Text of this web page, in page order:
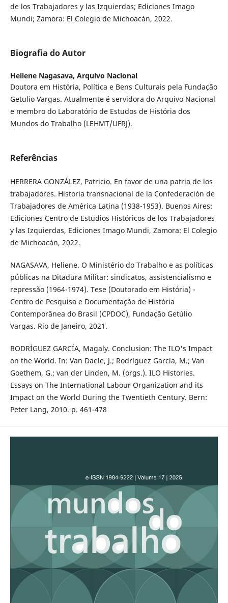
de los Trabajadores y las Izquierdas; Ediciones Imago
Mundi; Zamora: El Colegio de Michoacán, 2022.
Biografia do Autor
Heliene Nagasava, Arquivo Nacional
Doutora em História, Política e Bens Culturais pela Fundação
Getulio Vargas. Atualmente é servidora do Arquivo Nacional
e membro do Laboratório de Estudos de História dos
Mundos do Trabalho (LEHMT/UFRJ).
Referências
HERRERA GONZÁLEZ, Patricio. En favor de una patria de los
trabajadores. Historia transnacional de la Confederación de
Trabajadores de América Latina (1938-1953). Buenos Aires:
Ediciones Centro de Estudios Históricos de los Trabajadores
y las Izquierdas, Ediciones Imago Mundi, Zamora: El Colegio
de Michoacán, 2022.
NAGASAVA, Heliene. O Ministério do Trabalho e as políticas
públicas na Ditadura Militar: sindicatos, assistencialismo e
repressão (1964-1974). Tese (Doutorado em História) -
Centro de Pesquisa e Documentação de História
Contemporânea do Brasil (CPDOC), Fundação Getúlio
Vargas. Rio de Janeiro, 2021.
RODRÍGUEZ GARCÍA, Magaly. Conclusion: The ILO's Impact
on the World. In: Van Daele, J.; Rodríguez García, M.; Van
Goethem, G.; van der Linden, M. (orgs.). ILO Histories.
Essays on The International Labour Organization and its
Impact on the World During the Twentieth Century. Bern:
Peter Lang, 2010. p. 461-478